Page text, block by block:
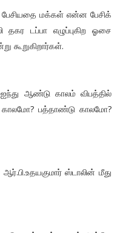
பேசியதை மக்கள் என்ன பேசிக்
தகர டப்பா எழுப்புகிற ஓசை
கூறுகிறார்கள்.
ஆண்டு காலம் விபத்தில்
பத்தாண்டு காலமோ?
ஸ்டாலின் மீது